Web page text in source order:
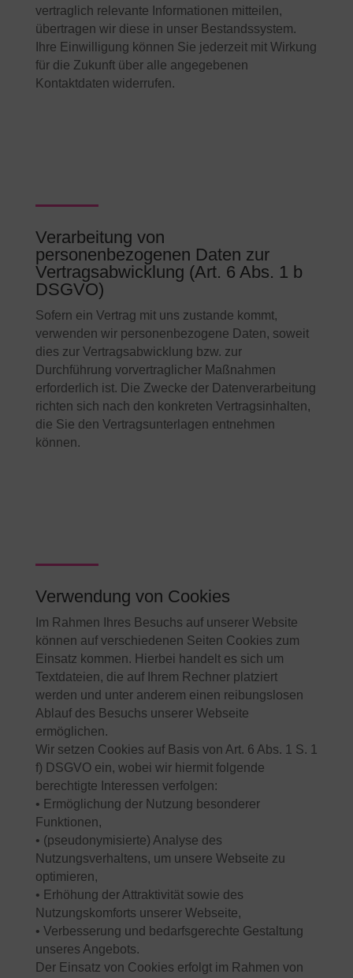
vertraglich relevante Informationen mitteilen,
übertragen wir diese in unser Bestandssystem.
Ihre Einwilligung können Sie jederzeit mit Wirkung
für die Zukunft über alle angegebenen
Kontaktdaten widerrufen.
Verarbeitung von
personenbezogenen Daten zur
Vertragsabwicklung (Art. 6 Abs. 1 b
DSGVO)
Sofern ein Vertrag mit uns zustande kommt,
verwenden wir personenbezogene Daten, soweit
dies zur Vertragsabwicklung bzw. zur
Durchführung vorvertraglicher Maßnahmen
erforderlich ist. Die Zwecke der Datenverarbeitung
richten sich nach den konkreten Vertragsinhalten,
die Sie den Vertragsunterlagen entnehmen
können.
Verwendung von Cookies
Im Rahmen Ihres Besuchs auf unserer Website
können auf verschiedenen Seiten Cookies zum
Einsatz kommen. Hierbei handelt es sich um
Textdateien, die auf Ihrem Rechner platziert
werden und unter anderem einen reibungslosen
Ablauf des Besuchs unserer Webseite
ermöglichen.
Wir setzen Cookies auf Basis von Art. 6 Abs. 1 S. 1
f) DSGVO ein, wobei wir hiermit folgende
berechtigte Interessen verfolgen:
• Ermöglichung der Nutzung besonderer
Funktionen,
• (pseudonymisierte) Analyse des
Nutzungsverhaltens, um unsere Webseite zu
optimieren,
• Erhöhung der Attraktivität sowie des
Nutzungskomforts unserer Webseite,
• Verbesserung und bedarfsgerechte Gestaltung
unseres Angebots.
Der Einsatz von Cookies erfolgt im Rahmen von